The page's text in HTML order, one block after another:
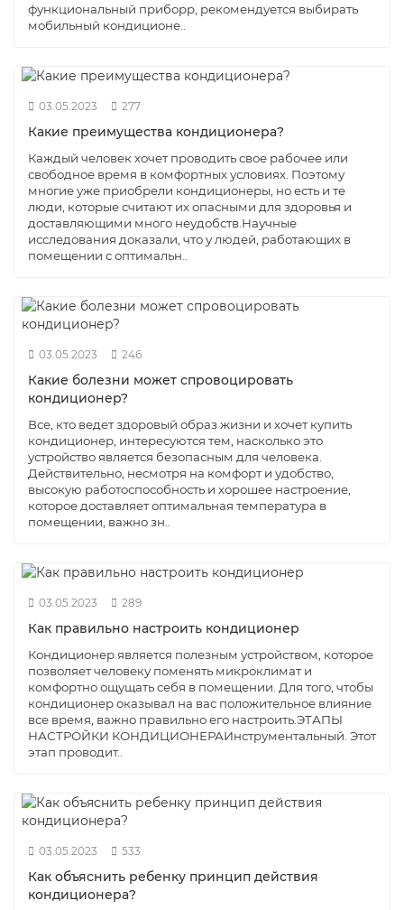
функциональный приборр, рекомендуется выбирать
мобильный кондиционе..
03.05.2023 277
Какие преимущества кондиционера?
Каждый человек хочет проводить свое рабочее или
свободное время в комфортных условиях. Поэтому
многие уже приобрели кондиционеры, но есть и те
люди, которые считают их опасными для здоровья и
доставляющими много неудобств.Научные
исследования доказали, что у людей, работающих в
помещении с оптимальн..
03.05.2023 246
Какие болезни может спровоцировать
кондиционер?
Все, кто ведет здоровый образ жизни и хочет купить
кондиционер, интересуются тем, насколько это
устройство является безопасным для человека.
Действительно, несмотря на комфорт и удобство,
высокую работоспособность и хорошее настроение,
которое доставляет оптимальная температура в
помещении, важно зн..
03.05.2023 289
Как правильно настроить кондиционер
Кондиционер является полезным устройством, которое
позволяет человеку поменять микроклимат и
комфортно ощущать себя в помещении. Для того, чтобы
кондиционер оказывал на вас положительное влияние
все время, важно правильно его настроить.ЭТАПЫ
НАСТРОЙКИ КОНДИЦИОНЕРАИнструментальный. Этот
этап проводит..
03.05.2023 533
Как объяснить ребенку принцип действия
кондиционера?